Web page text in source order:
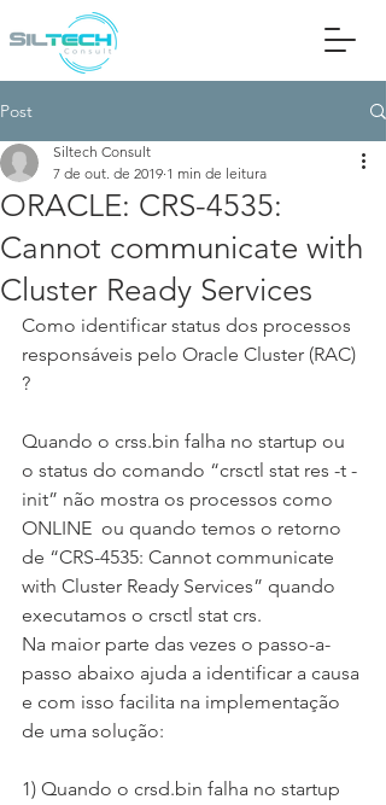
Post
ORACLE: CRS-4535:
Cannot communicate with
Cluster Ready Services
Siltech Consult
7 de out. de 2019 1 min de leitura
Como identificar status dos processos
responsáveis pelo Oracle Cluster (RAC)
?
Quando o crss.bin falha no startup ou
o status do comando “crsctl stat res -t -
init” não mostra os processos como
ONLINE  ou quando temos o retorno
de “CRS-4535: Cannot communicate
with Cluster Ready Services” quando
executamos o crsctl stat crs.
Na maior parte das vezes o passo-a-
passo abaixo ajuda a identificar a causa
e com isso facilita na implementação
de uma solução:
1) Quando o crsd.bin falha no startup